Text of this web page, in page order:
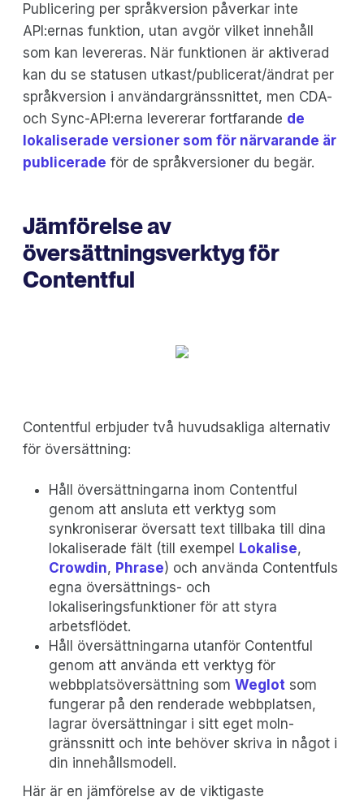
Publicering per språkversion påverkar inte
API:ernas funktion, utan avgör vilket innehåll
som kan levereras. När funktionen är aktiverad
kan du se statusen utkast/publicerat/ändrat per
språkversion i användargränssnittet, men CDA-
och Sync-API:erna levererar fortfarande de
lokaliserade versioner som för närvarande är
publicerade för de språkversioner du begär.
Jämförelse av
översättningsverktyg för
Contentful
Contentful erbjuder två huvudsakliga alternativ
för översättning:
Håll översättningarna inom Contentful
genom att ansluta ett verktyg som
synkroniserar översatt text tillbaka till dina
lokaliserade fält (till exempel
Lokalise,
Crowdin, Phrase) och använda Contentfuls
egna översättnings- och
lokaliseringsfunktioner för att styra
arbetsflödet.
Håll översättningarna utanför Contentful
genom att använda ett verktyg för
webbplatsöversättning som Weglot som
fungerar på den renderade webbplatsen,
lagrar översättningar i sitt eget moln-
gränssnitt och inte behöver skriva in något i
din innehållsmodell.
Här är en jämförelse av de viktigaste